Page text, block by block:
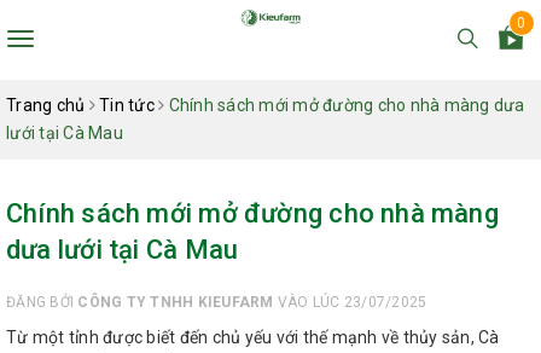
Toggle
0
Trang chủ Tin tức
Chính sách mới mở đường cho nhà màng dưa
lưới tại Cà Mau
Chính sách mới mở đường cho nhà màng
dưa lưới tại Cà Mau
ĐĂNG BỞI CÔNG TY TNHH KIEUFARM VÀO LÚC 23/07/2025
Từ một tỉnh được biết đến chủ yếu với thế mạnh về thủy sản, Cà